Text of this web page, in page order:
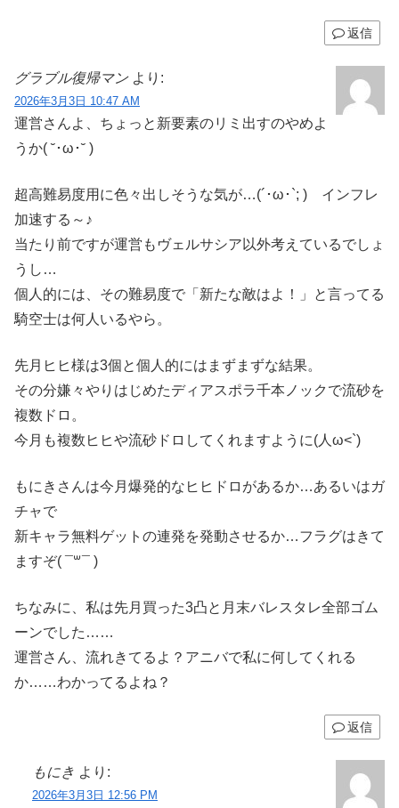
返信
グラブル復帰マン より:
2026年3月3日 10:47 AM
運営さんよ、ちょっと新要素のリミ出すのやめよ
うか( ˘･ω･˘ )
超高難易度用に色々出しそうな気が…(´･ω･`; ) インフレ
加速する～♪
当たり前ですが運営もヴェルサシア以外考えているでしょ
うし…
個人的には、その難易度で「新たな敵はよ！」と言ってる
騎空士は何人いるやら。
先月ヒヒ様は3個と個人的にはまずまずな結果。
その分嫌々やりはじめたディアスポラ千本ノックで流砂を
複数ドロ。
今月も複数ヒヒや流砂ドロしてくれますように(人ω<`)
もにきさんは今月爆発的なヒヒドロがあるか…あるいはガ
チャで
新キャラ無料ゲットの連発を発動させるか…フラグはきて
ますぞ( ¯꒳¯ )
ちなみに、私は先月買った3凸と月末バレスタレ全部ゴム
ーンでした……
運営さん、流れきてるよ？アニバで私に何してくれる
か……わかってるよね？
返信
もにき より:
2026年3月3日 12:56 PM